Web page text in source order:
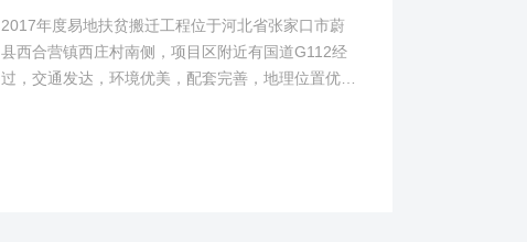
2017年度易地扶贫搬迁工程位于河北省张家口市蔚
县西合营镇西庄村南侧，项目区附近有国道G112经
过，交通发达，环境优美，配套完善，地理位置优